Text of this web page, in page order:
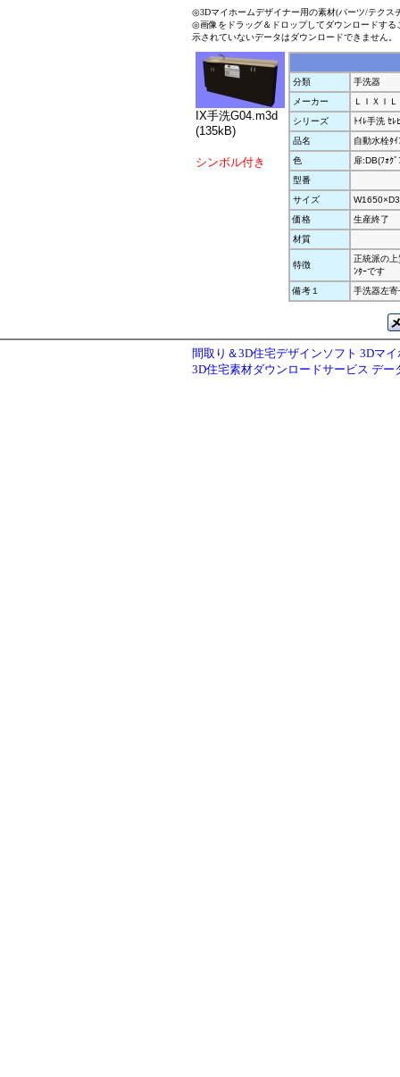
◎3Dマイホームデザイナー用の素材(パーツ/テクス
◎画像をドラッグ＆ドロップしてダウンロードす
示されていないデータはダウンロードできません。
IX手洗G04.m3d
(135kB)
シンボル付き
分類
手洗器
メーカー
ＬＩＸＩＬ
シリーズ
ﾄｲﾚ手洗 ｾﾚ
品名
自動水栓ﾀ
色
扉:DB(ﾌｫｸﾞ
型番
サイズ
価格
生産終了
材質
特徴
正統派の上
ﾝﾀｰです
備考１
手洗器左寄
間取り＆3D住宅デザインソフト 3Dマ
3D住宅素材ダウンロードサービス デー